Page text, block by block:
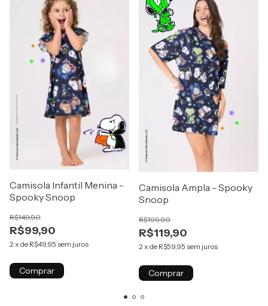
Camisola Infantil Menina -
Spooky Snoop
R$99,90
R$149,90
2 x de R$49,95 sem juros
Comprar
Camisola Ampla - Spooky
Snoop
R$119,90
R$199,90
2 x de R$59,95 sem juros
Comprar